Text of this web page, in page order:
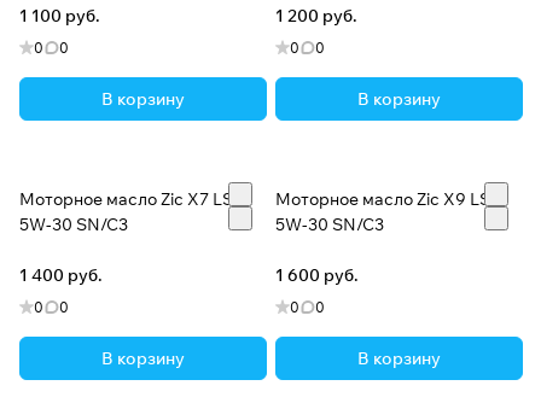
1 100 руб.
0 0
В корзину
1 200 руб.
0 0
В корзину
Моторное масло Zic X7 LS
5W-30 SN/C3
1 400 руб.
0 0
В корзину
Моторное масло Zic X9 LS
5W-30 SN/C3
1 600 руб.
0 0
В корзину